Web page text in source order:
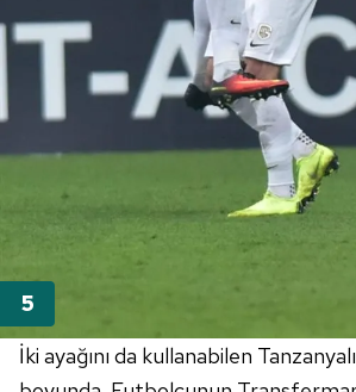
İki ayağını da kullanabilen